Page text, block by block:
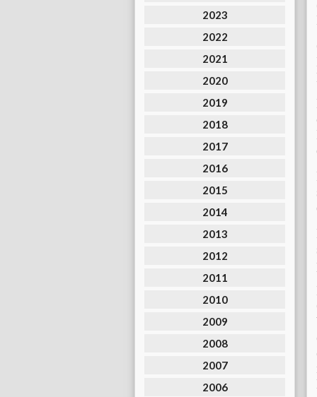
2023
2022
2021
2020
2019
2018
2017
2016
2015
2014
2013
2012
2011
2010
2009
2008
2007
2006